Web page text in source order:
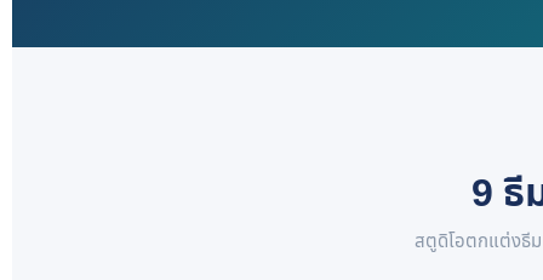
9 ธี
สตูดิโอตกแต่งธีม